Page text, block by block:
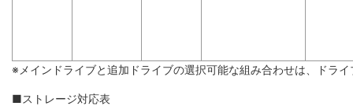
※メインドライブと追加ドライブの選択可能な組み合わせは、ドラ
■ストレージ対応表